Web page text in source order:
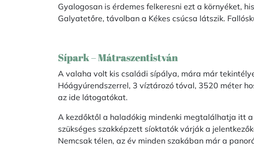
Gyalogosan is érdemes felkeresni ezt a környéket,
Galyatetőre, távolban a Kékes csúcsa látszik.
Sípark – Mátraszentistván
A valaha volt kis családi sípálya, mára már
Hóágyúrendszerrel, 3 víztározó tóval, 3520 méter
az ide látogatókat.
A kezdőktől a haladókig mindenki megtalálhatja itt
szükséges szakképzett síoktatók várják a
Nemcsak télen, az év minden szakában már a